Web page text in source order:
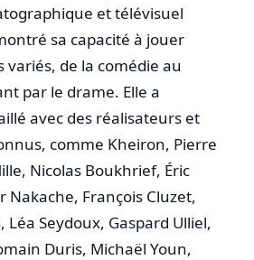
et télévisuel
sa capacité à jouer
variés, de la comédie au
par le drame. Elle a
avec des réalisateurs et
comme Kheiron, Pierre
Nicolas Boukhrief, Éric
Nakache, François Cluzet,
Léa Seydoux, Gaspard Ulliel,
Duris, Michaël Youn,